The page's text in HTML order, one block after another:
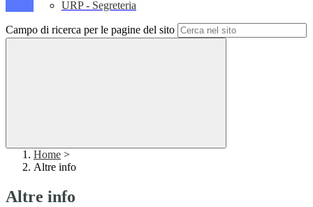
URP - Segreteria
Campo di ricerca per le pagine del sito
Home >
Altre info
Altre info